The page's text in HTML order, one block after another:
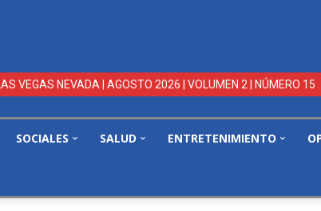
LAS VEGAS NEVADA | AGOSTO 2026 | VOLUMEN 2 | NÚMERO 15
SOCIALES SALUD ENTRETENIMIENTO